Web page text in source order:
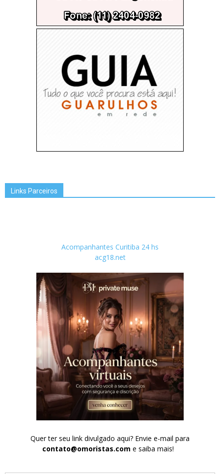
Links Parceiros
Acompanhantes Curitiba 24 hs
acg18.net
Quer ter seu link divulgado aqui? Envie e-mail para
contato@omoristas.com e saiba mais!